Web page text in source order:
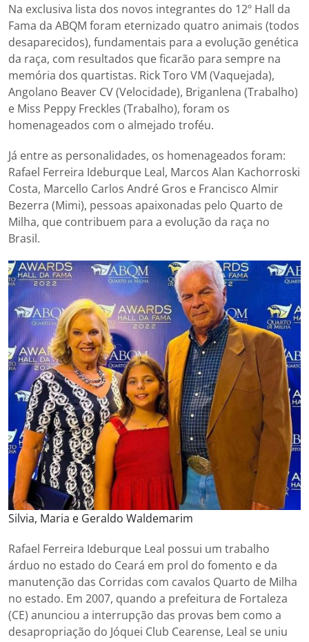
Na exclusiva lista dos novos integrantes do 12º Hall da
Fama da ABQM foram eternizado quatro animais (todos
desaparecidos), fundamentais para a evolução genética
da raça, com resultados que ficarão para sempre na
memória dos quartistas. Rick Toro VM (Vaquejada),
Angolano Beaver CV (Velocidade), Briganlena (Trabalho)
e Miss Peppy Freckles (Trabalho), foram os
homenageados com o almejado troféu.
Já entre as personalidades, os homenageados foram:
Rafael Ferreira Ideburque Leal, Marcos Alan Kachorroski
Costa, Marcello Carlos André Gros e Francisco Almir
Bezerra (Mimi), pessoas apaixonadas pelo Quarto de
Milha, que contribuem para a evolução da raça no
Brasil.
Silvia, Maria e Geraldo Waldemarim
Rafael Ferreira Ideburque Leal possui um trabalho
árduo no estado do Ceará em prol do fomento e da
manutenção das Corridas com cavalos Quarto de Milha
no estado. Em 2007, quando a prefeitura de Fortaleza
(CE) anunciou a interrupção das provas bem como a
desapropriação do Jóquei Club Cearense, Leal se uniu